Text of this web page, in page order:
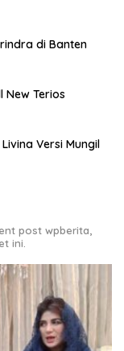
di Banten
New Terios
Versi Mungil
post wpberita,
ini.